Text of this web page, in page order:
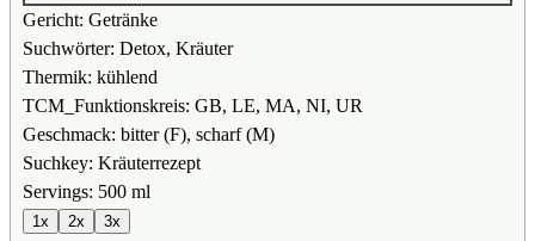
Gericht: Getränke
Suchwörter: Detox, Kräuter
Thermik: kühlend
TCM_Funktionskreis: GB, LE, MA, NI, UR
Geschmack: bitter (F), scharf (M)
Suchkey: Kräuterrezept
Servings: 500 ml
1x 2x 3x